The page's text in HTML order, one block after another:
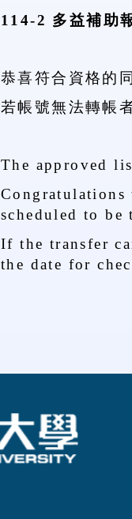
114-2 多益補助
恭喜符合資格的
若帳號無法轉帳
The approved
scheduled to be
If the transfer
the date for